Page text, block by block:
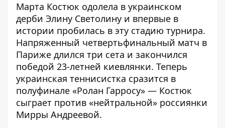
Марта Костюк одолела в украинском
дерби Элину Светолину и впервые в
истории пробилась в эту стадию турнира.
Напряженный четвертьфинальный матч в
Париже длился три сета и закончился
победой 23-летней киевлянки. Теперь
украинская теннисистка сразится в
полуфинале «Ролан Гарросу» — Костюк
сыграет против «нейтральной» россиянки
Мирры Андреевой.